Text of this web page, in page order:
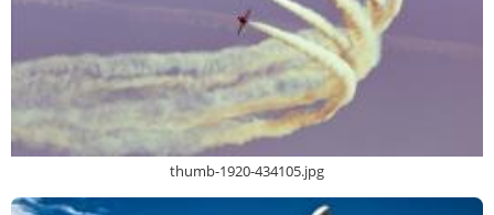
thumb-1920-434105.jpg